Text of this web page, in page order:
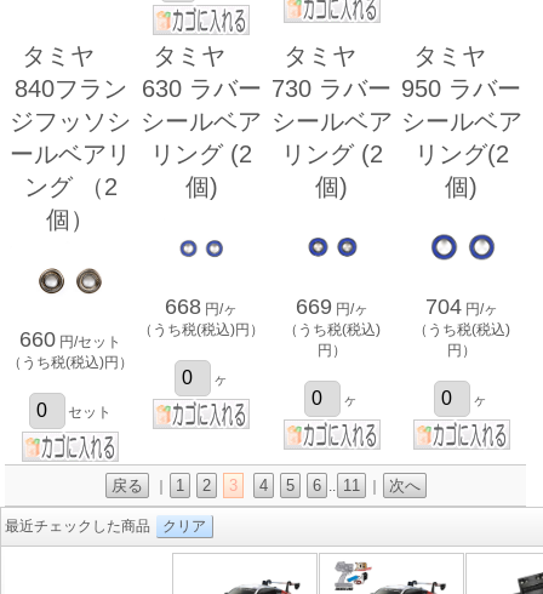
タミヤ
840フラン
ジフッソシ
ールベアリ
ング （2
個）
660 円/セット
（うち税(税込)円）
セット
タミヤ
630 ラバー
シールベア
リング (2
個)
668 円/ヶ
（うち税(税込)円）
ヶ
タミヤ
730 ラバー
シールベア
リング (2
個)
669 円/ヶ
（うち税(税込)
円）
ヶ
タミヤ
950 ラバー
シールベア
リング(2
個)
704 円/ヶ
（うち税(税込)
円）
ヶ
戻る 1 2 3 4 5 6 .. 11 次へ
最近チェックした商品 クリア